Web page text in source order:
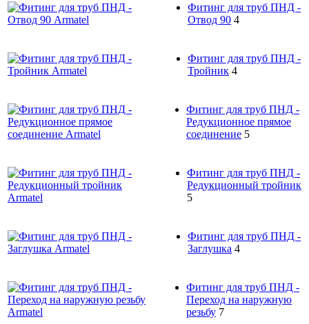
Фитинг для труб ПНД -
Отвод 90 4
Фитинг для труб ПНД -
Тройник 4
Фитинг для труб ПНД -
Редукционное прямое
соединение 5
Фитинг для труб ПНД -
Редукционный тройник
5
Фитинг для труб ПНД -
Заглушка 4
Фитинг для труб ПНД -
Переход на наружную
резьбу 7